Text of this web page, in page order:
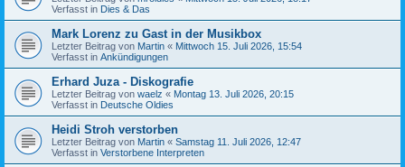
Verfasst in Dies & Das
Mark Lorenz zu Gast in der Musikbox
Letzter Beitrag von Martin « Mittwoch 15. Juli 2026, 15:54
Verfasst in Ankündigungen
Erhard Juza - Diskografie
Letzter Beitrag von waelz « Montag 13. Juli 2026, 20:15
Verfasst in Deutsche Oldies
Heidi Stroh verstorben
Letzter Beitrag von Martin « Samstag 11. Juli 2026, 12:47
Verfasst in Verstorbene Interpreten